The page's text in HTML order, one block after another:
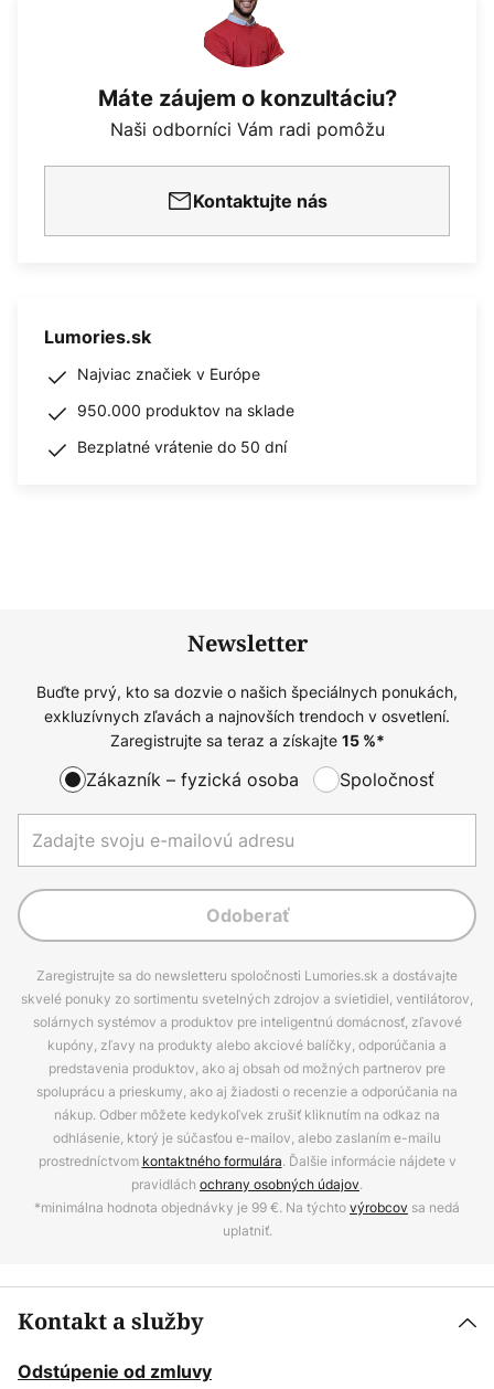
Máte záujem o konzultáciu?
Naši odborníci Vám radi pomôžu
Kontaktujte nás
Lumories.sk
Najviac značiek v Európe
950.000 produktov na sklade
Bezplatné vrátenie do 50 dní
Newsletter
Buďte prvý, kto sa dozvie o našich špeciálnych ponukách,
exkluzívnych zľavách a najnovších trendoch v osvetlení.
Zaregistrujte sa teraz a získajte 15%*
Zákazník – fyzická osoba Spoločnosť
Odoberať
Zaregistrujte sa do newsletteru spoločnosti Lumories.sk a dostávajte
skvelé ponuky zo sortimentu svetelných zdrojov a svietidiel, ventilátorov,
solárnych systémov a produktov pre inteligentnú domácnosť, zľavové
kupóny, zľavy na produkty alebo akciové balíčky, odporúčania a
predstavenia produktov, ako aj obsah od možných partnerov pre
spoluprácu a prieskumy, ako aj žiadosti o recenzie a odporúčania na
nákup. Odber môžete kedykoľvek zrušiť kliknutím na odkaz na
odhlásenie, ktorý je súčasťou e-mailov, alebo zaslaním e-mailu
prostredníctvom kontaktného formulára. Ďalšie informácie nájdete v
pravidlách ochrany osobných údajov.
*minimálna hodnota objednávky je 99 €. Na týchtovýrobcov sa nedá
uplatniť.
Kontakt a služby
Odstúpenie od zmluvy